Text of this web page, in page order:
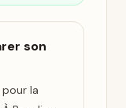
son
la